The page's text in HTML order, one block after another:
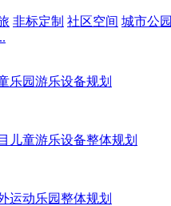
非标定制 社区空间 城市公园
乐园游乐设备规划
儿童游乐设备整体规划
运动乐园整体规划